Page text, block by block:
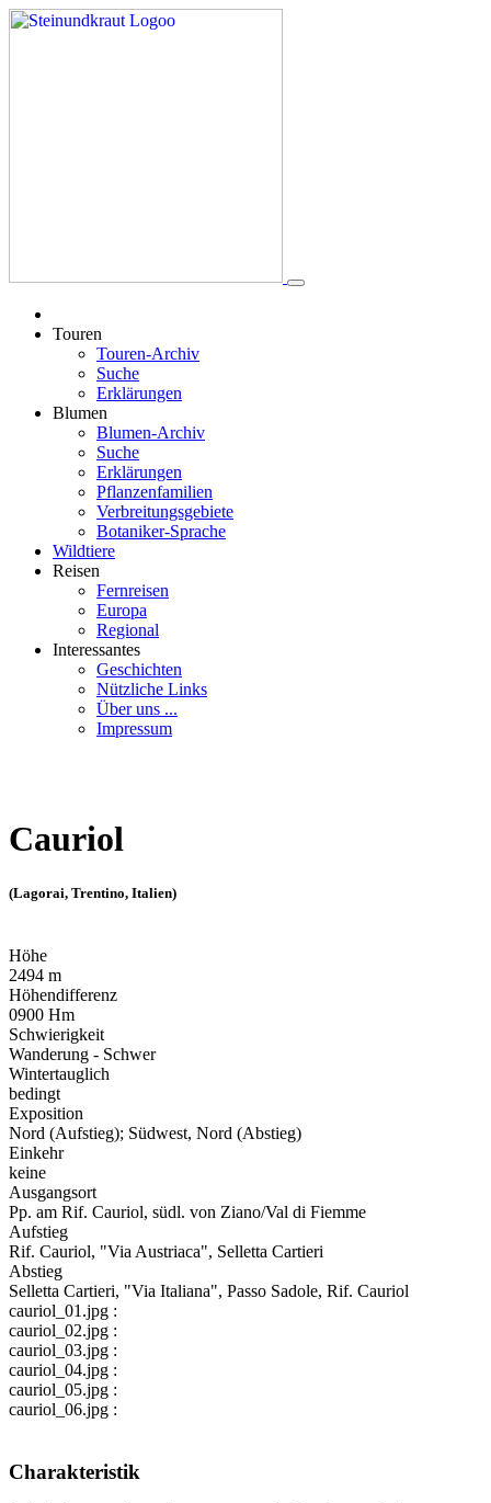
Touren
Touren-Archiv
Suche
Erklärungen
Blumen
Blumen-Archiv
Suche
Erklärungen
Pflanzenfamilien
Verbreitungsgebiete
Botaniker-Sprache
Wildtiere
Reisen
Fernreisen
Europa
Regional
Interessantes
Geschichten
Nützliche Links
Über uns ...
Impressum
Cauriol
(Lagorai, Trentino, Italien)
Höhe
2494 m
Höhendifferenz
0900 Hm
Schwierigkeit
Wanderung - Schwer
Wintertauglich
bedingt
Exposition
Nord (Aufstieg); Südwest, Nord (Abstieg)
Einkehr
keine
Ausgangsort
Pp. am Rif. Cauriol, südl. von Ziano/Val di Fiemme
Aufstieg
Rif. Cauriol, "Via Austriaca", Selletta Cartieri
Abstieg
Selletta Cartieri, "Via Italiana", Passo Sadole, Rif. Cauriol
cauriol_01.jpg :
cauriol_02.jpg :
cauriol_03.jpg :
cauriol_04.jpg :
cauriol_05.jpg :
cauriol_06.jpg :
Charakteristik